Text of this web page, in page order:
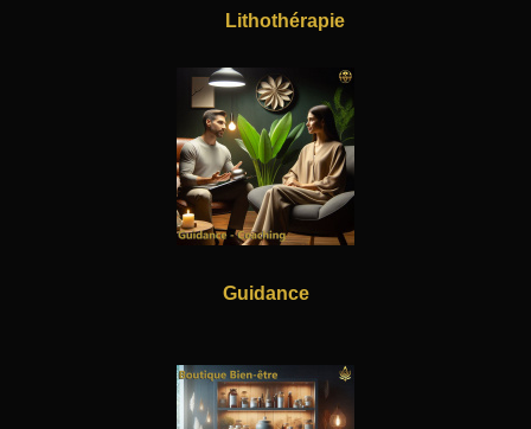
Lithothérapie
Guidance